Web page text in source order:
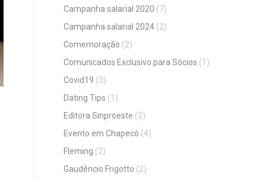
Campanha salarial 2020 (7)
Campanha salarial 2024 (2)
Comemoração (2)
Comunicados Exclusivo para Sócios (1)
Covid19 (3)
Dating Tips (1)
Editora Sinproeste (2)
Evento em Chapecó (4)
Fleming (2)
Gaudêncio Frigotto (2)